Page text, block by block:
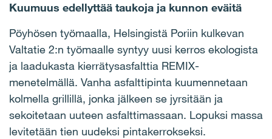
Kuumuus edellyttää taukoja ja kunnon eväitä
Pöyhösen työmaalla, Helsingistä Poriin kulkevan
Valtatie 2:n työmaalle syntyy uusi kerros ekologista
ja laadukasta kierrätysasfalttia REMIX-
menetelmällä. Vanha asfalttipinta kuumennetaan
kolmella grillillä, jonka jälkeen se jyrsitään ja
sekoitetaan uuteen asfalttimassaan. Lopuksi massa
levitetään tien uudeksi pintakerrokseksi.